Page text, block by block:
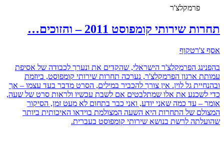
פרמקלצ'ר
תחרות שירותי קומפוסט 2011 – והזוכים…
אסף צ'רטקוף
בהפנינג הפרמקלצ'ר הישראלי, שהקדים את ונערך לכבודה של אסיפת
עמותת ארגון הפרמקלצ'ר, נערכה תחרות שירותי קומפוסט, ביוזמת
ובהנחיית גל לוין. אין צורך להכביר במילים, הסרט מדבר בעד עצמו – אך
כדי לשכנע את אלו שמתלבטים אם לשבת עכשיו ולראות סרט של שעה,
אומר – עד כמה שאני יודע, ואני כבר בתחום לא מעט זמן, הסיקור
המצולם של התחרות היא השעה המצולמת בוידאו האיכותית ביותר
שהועלתה לרשת בנושא שירותי קומפוסט בעברית.